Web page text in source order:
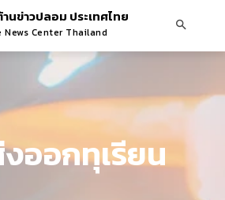
นข่าวปลอม ประเทศไทย
News Center Thailand
ออกทุเรียน